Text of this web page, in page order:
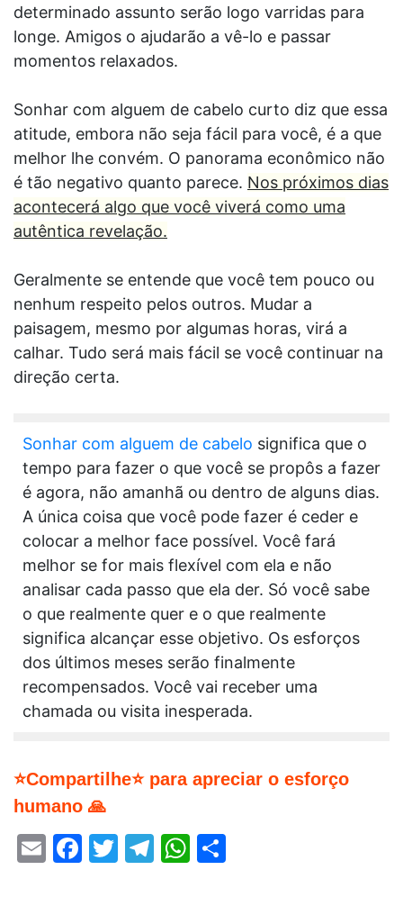
determinado assunto serão logo varridas para
longe. Amigos o ajudarão a vê-lo e passar
momentos relaxados.
Sonhar com alguem de cabelo curto diz que essa
atitude, embora não seja fácil para você, é a que
melhor lhe convém. O panorama econômico não
é tão negativo quanto parece. Nos próximos dias
acontecerá algo que você viverá como uma
autêntica revelação.
Geralmente se entende que você tem pouco ou
nenhum respeito pelos outros. Mudar a
paisagem, mesmo por algumas horas, virá a
calhar. Tudo será mais fácil se você continuar na
direção certa.
Sonhar com alguem de cabelo significa que o
tempo para fazer o que você se propôs a fazer
é agora, não amanhã ou dentro de alguns dias.
A única coisa que você pode fazer é ceder e
colocar a melhor face possível. Você fará
melhor se for mais flexível com ela e não
analisar cada passo que ela der. Só você sabe
o que realmente quer e o que realmente
significa alcançar esse objetivo. Os esforços
dos últimos meses serão finalmente
recompensados. Você vai receber uma
chamada ou visita inesperada.
⭐Compartilhe⭐ para apreciar o esforço
humano 🙏
EmailFacebook
Twitter
Telegram
WhatsApp